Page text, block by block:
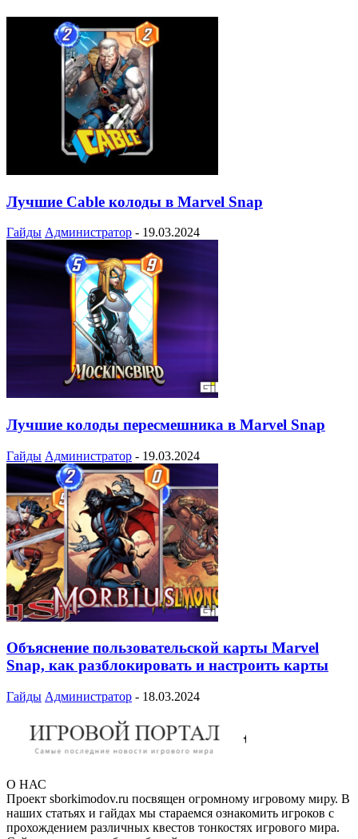
Лучшие Cable колоды в Marvel Snap
Гайды Администратор - 19.03.2024
Лучшие колоды пересмешника в Marvel Snap
Гайды Администратор - 19.03.2024
Объяснение пользовательской карты Marvel
Snap, как разблокировать и настроить карты
Гайды Администратор - 18.03.2024
О НАС
Проект sborkimodov.ru посвящен огромному игровому миру. В
наших статьях и гайдах мы стараемся ознакомить игроков с
прохождением различных квестов тонкостях игрового мира.